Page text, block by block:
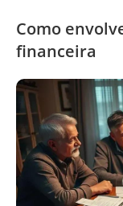
Como
financeira